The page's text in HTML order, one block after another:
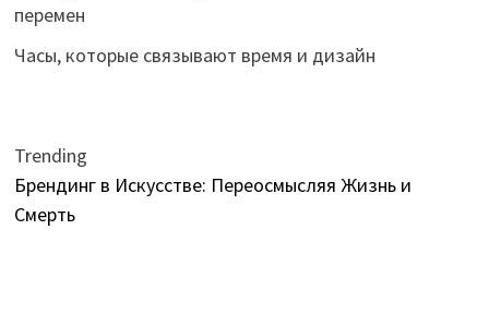
перемен
Часы, которые связывают время и дизайн
Trending
Брендинг в Искусстве: Переосмысляя Жизнь и
Смерть